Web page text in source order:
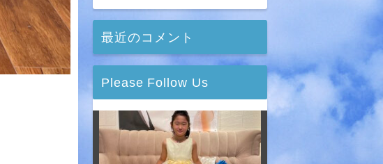
最近のコメント
Please Follow Us